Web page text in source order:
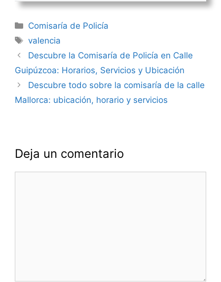
Categorías
Comisaría de Policía
Etiquetas
valencia
Navegación
de
entradas
Descubre la Comisaría de Policía en Calle
Guipúzcoa: Horarios, Servicios y Ubicación
Descubre todo sobre la comisaría de la calle
Mallorca: ubicación, horario y servicios
Deja un comentario